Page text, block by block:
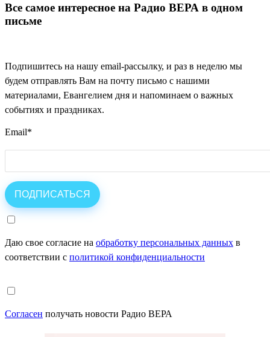
Все самое интересное на Радио ВЕРА в одном
письме
Подпишитесь на нашу email-рассылку, и раз в неделю мы
будем отправлять Вам на почту письмо с нашими
материалами, Евангелием дня и напоминаем о важных
событиях и праздниках.
Email*
Даю свое согласие на обработку персональных данных в
соответствии с политикой конфиденциальности
Согласен получать новости Радио ВЕРА